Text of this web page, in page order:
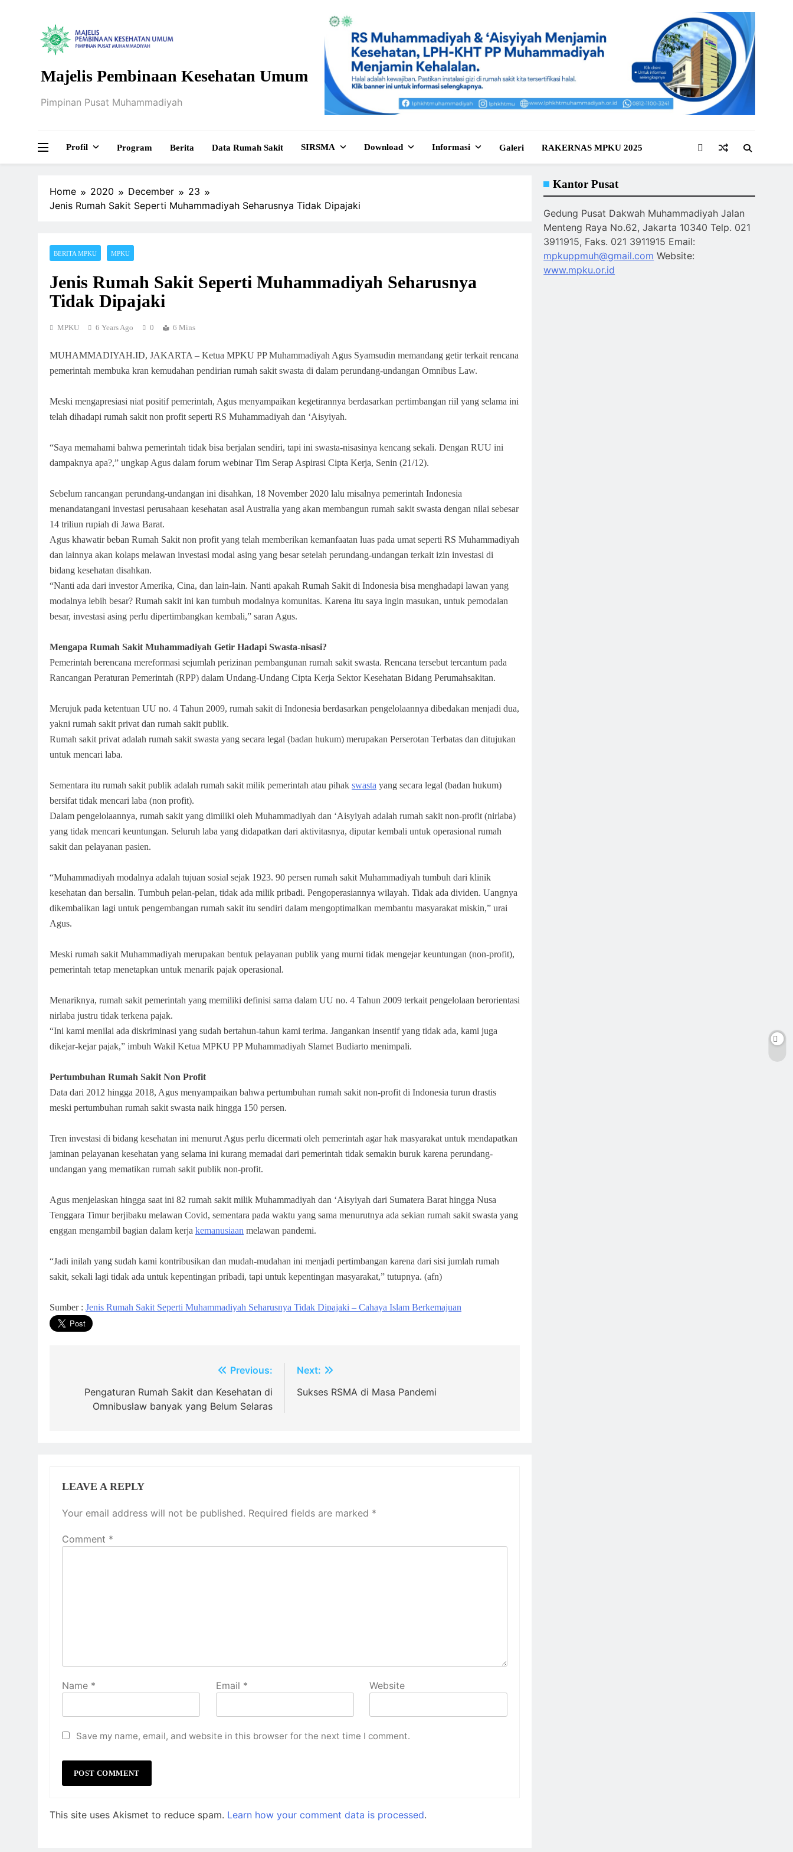
Majelis Pembinaan Kesehatan Umum
Pimpinan Pusat Muhammadiyah
Profil Program Berita Data Rumah Sakit SIRSMA Download Informasi Galeri RAKERNAS MPKU 2025
Home 2020 December
23
Jenis Rumah Sakit Seperti Muhammadiyah Seharusnya Tidak Dipajaki
BERITA MPKU MPKU
Jenis Rumah Sakit Seperti Muhammadiyah Seharusnya
Tidak Dipajaki
MPKU 6 Years Ago 0 6 Mins
MUHAMMADIYAH.ID, JAKARTA – Ketua MPKU PP Muhammadiyah Agus Syamsudin memandang getir terkait rencana
pemerintah membuka kran kemudahan pendirian rumah sakit swasta di dalam perundang-undangan Omnibus Law.
Meski mengapresiasi niat positif pemerintah, Agus menyampaikan kegetirannya berdasarkan pertimbangan riil yang selama ini
telah dihadapi rumah sakit non profit seperti RS Muhammadiyah dan ‘Aisyiyah.
“Saya memahami bahwa pemerintah tidak bisa berjalan sendiri, tapi ini swasta-nisasinya kencang sekali. Dengan RUU ini
dampaknya apa?,” ungkap Agus dalam forum webinar Tim Serap Aspirasi Cipta Kerja, Senin (21/12).
Sebelum rancangan perundang-undangan ini disahkan, 18 November 2020 lalu misalnya pemerintah Indonesia
menandatangani investasi perusahaan kesehatan asal Australia yang akan membangun rumah sakit swasta dengan nilai sebesar
14 triliun rupiah di Jawa Barat.
Agus khawatir beban Rumah Sakit non profit yang telah memberikan kemanfaatan luas pada umat seperti RS Muhammadiyah
dan lainnya akan kolaps melawan investasi modal asing yang besar setelah perundang-undangan terkait izin investasi di
bidang kesehatan disahkan.
“Nanti ada dari investor Amerika, Cina, dan lain-lain. Nanti apakah Rumah Sakit di Indonesia bisa menghadapi lawan yang
modalnya lebih besar? Rumah sakit ini kan tumbuh modalnya komunitas. Karena itu saya ingin masukan, untuk pemodalan
besar, investasi asing perlu dipertimbangkan kembali,” saran Agus.
Mengapa Rumah Sakit Muhammadiyah Getir Hadapi Swasta-nisasi?
Pemerintah berencana mereformasi sejumlah perizinan pembangunan rumah sakit swasta. Rencana tersebut tercantum pada
Rancangan Peraturan Pemerintah (RPP) dalam Undang-Undang Cipta Kerja Sektor Kesehatan Bidang Perumahsakitan.
Merujuk pada ketentuan UU no. 4 Tahun 2009, rumah sakit di Indonesia berdasarkan pengelolaannya dibedakan menjadi dua,
yakni rumah sakit privat dan rumah sakit publik.
Rumah sakit privat adalah rumah sakit swasta yang secara legal (badan hukum) merupakan Perserotan Terbatas dan ditujukan
untuk mencari laba.
Sementara itu rumah sakit publik adalah rumah sakit milik pemerintah atau pihak swasta yang secara legal (badan hukum)
bersifat tidak mencari laba (non profit).
Dalam pengelolaannya, rumah sakit yang dimiliki oleh Muhammadiyah dan ‘Aisyiyah adalah rumah sakit non-profit (nirlaba)
yang tidak mencari keuntungan. Seluruh laba yang didapatkan dari aktivitasnya, diputar kembali untuk operasional rumah
sakit dan pelayanan pasien.
“Muhammadiyah modalnya adalah tujuan sosial sejak 1923. 90 persen rumah sakit Muhammadiyah tumbuh dari klinik
kesehatan dan bersalin. Tumbuh pelan-pelan, tidak ada milik pribadi. Pengoperasiannya wilayah. Tidak ada dividen. Uangnya
dikembalikan lagi untuk pengembangan rumah sakit itu sendiri dalam mengoptimalkan membantu masyarakat miskin,” urai
Agus.
Meski rumah sakit Muhammadiyah merupakan bentuk pelayanan publik yang murni tidak mengejar keuntungan (non-profit),
pemerintah tetap menetapkan untuk menarik pajak operasional.
Menariknya, rumah sakit pemerintah yang memiliki definisi sama dalam UU no. 4 Tahun 2009 terkait pengelolaan berorientasi
nirlaba justru tidak terkena pajak.
“Ini kami menilai ada diskriminasi yang sudah bertahun-tahun kami terima. Jangankan insentif yang tidak ada, kami juga
dikejar-kejar pajak,” imbuh Wakil Ketua MPKU PP Muhammadiyah Slamet Budiarto menimpali.
Pertumbuhan Rumah Sakit Non Profit
Data dari 2012 hingga 2018, Agus menyampaikan bahwa pertumbuhan rumah sakit non-profit di Indonesia turun drastis
meski pertumbuhan rumah sakit swasta naik hingga 150 persen.
Tren investasi di bidang kesehatan ini menurut Agus perlu dicermati oleh pemerintah agar hak masyarakat untuk mendapatkan
jaminan pelayanan kesehatan yang selama ini kurang memadai dari pemerintah tidak semakin buruk karena perundang-
undangan yang mematikan rumah sakit publik non-profit.
Agus menjelaskan hingga saat ini 82 rumah sakit milik Muhammadiyah dan ‘Aisyiyah dari Sumatera Barat hingga Nusa
Tenggara Timur berjibaku melawan Covid, sementara pada waktu yang sama menurutnya ada sekian rumah sakit swasta yang
enggan mengambil bagian dalam kerja kemanusiaan melawan pandemi.
“Jadi inilah yang sudah kami kontribusikan dan mudah-mudahan ini menjadi pertimbangan karena dari sisi jumlah rumah
sakit, sekali lagi tidak ada untuk kepentingan pribadi, tapi untuk kepentingan masyarakat,” tutupnya. (afn)
Sumber : Jenis Rumah Sakit Seperti Muhammadiyah Seharusnya Tidak Dipajaki – Cahaya Islam Berkemajuan
navigation
Previous:
Pengaturan Rumah Sakit dan Kesehatan di
Omnibuslaw banyak yang Belum Selaras
Next:
Sukses RSMA di Masa Pandemi
LEAVE A REPLY
Your email address will not be published. Required fields are marked *
Comment *
Name * Email * Website
Save my name, email, and website in this browser for the next time I comment.
This site uses Akismet to reduce spam. Learn how your comment data is processed.
Kantor Pusat
Gedung Pusat Dakwah Muhammadiyah Jalan
Menteng Raya No.62, Jakarta 10340 Telp. 021
3911915, Faks. 021 3911915 Email:
mpkuppmuh@gmail.com Website:
www.mpku.or.id